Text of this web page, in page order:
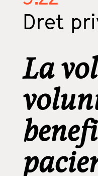
Dret
La